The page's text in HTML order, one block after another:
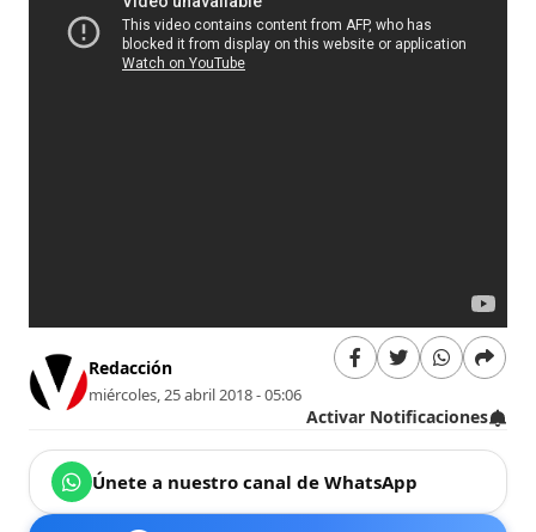
Redacción
miércoles, 25 abril 2018 - 05:06
Activar Notificaciones
Únete a nuestro canal de WhatsApp